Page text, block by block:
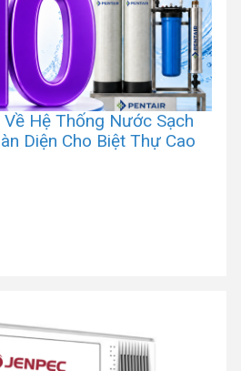
Hệ Thống Nước Sạch
Diện Cho Biệt Thự Cao